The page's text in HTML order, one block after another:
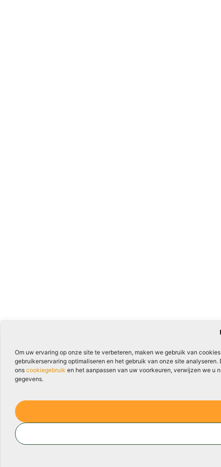
Om uw ervaring op onze site te verbeteren, maken we gebruik van
gebruikerservaring optimaliseren en het gebruik van onze site
ons cookiegebruik en het aanpassen van uw voorkeuren, verwijzen we u
gegevens.